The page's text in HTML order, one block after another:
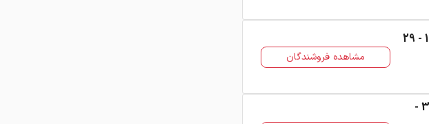
مشاهده فروشندگان
میلگرد آلیاژی (Q&T) (vcn) 6582D سایز 30 -